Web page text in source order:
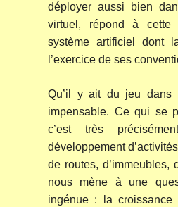
déployer aussi bien
virtuel, répond à
système artificiel dont
l’exercice de ses
Qu’il y ait du jeu dans
impensable. Ce qui se
c’est très
développement
de routes, d’immeubles,
nous mène à une
ingénue : la